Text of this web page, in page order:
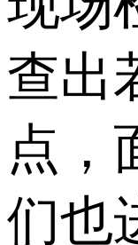
查出
点，
们也